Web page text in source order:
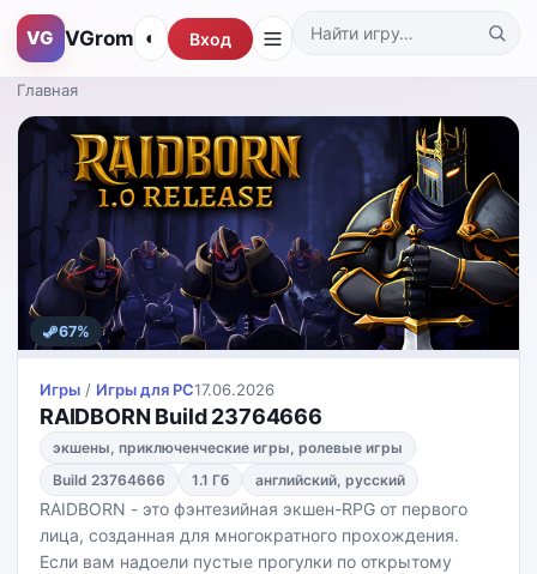
VG VGrom Поиск по каталогу
◐ Вход
Главная
67%
Игры / Игры для PС17.06.2026
RAIDBORN Build 23764666
экшены, приключенческие игры, ролевые игры
Build 23764666
1.1 Гб английский, русский
RAIDBORN - это фэнтезийная экшен-RPG от первого
лица, созданная для многократного прохождения.
Если вам надоели пустые прогулки по открытому